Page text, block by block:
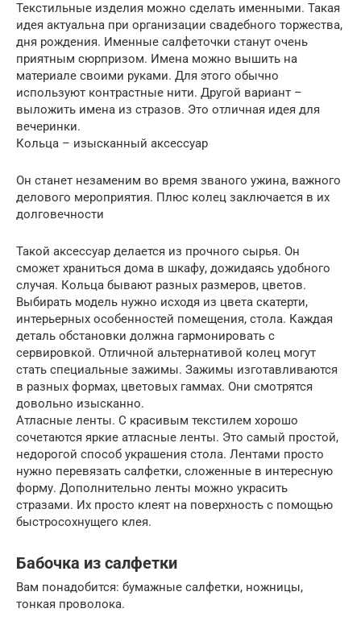
Текстильные изделия можно сделать именными. Такая
идея актуальна при организации свадебного торжества,
дня рождения. Именные салфеточки станут очень
приятным сюрпризом. Имена можно вышить на
материале своими руками. Для этого обычно
используют контрастные нити. Другой вариант –
выложить имена из стразов. Это отличная идея для
вечеринки.
Кольца – изысканный аксессуар
Он станет незаменим во время званого ужина, важного
делового мероприятия. Плюс колец заключается в их
долговечности
Такой аксессуар делается из прочного сырья. Он
сможет храниться дома в шкафу, дожидаясь удобного
случая. Кольца бывают разных размеров, цветов.
Выбирать модель нужно исходя из цвета скатерти,
интерьерных особенностей помещения, стола. Каждая
деталь обстановки должна гармонировать с
сервировкой. Отличной альтернативой колец могут
стать специальные зажимы. Зажимы изготавливаются
в разных формах, цветовых гаммах. Они смотрятся
довольно изысканно.
Атласные ленты. С красивым текстилем хорошо
сочетаются яркие атласные ленты. Это самый простой,
недорогой способ украшения стола. Лентами просто
нужно перевязать салфетки, сложенные в интересную
форму. Дополнительно ленты можно украсить
стразами. Их просто клеят на поверхность с помощью
быстросохнущего клея.
Бабочка из салфетки
Вам понадобится: бумажные салфетки, ножницы,
тонкая проволока.